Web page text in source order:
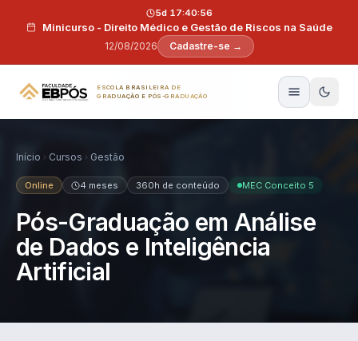
Minicurso - Direito Médico e Gestão de Riscos na Saúde
12/08/2026
5d 17:40:55
Cadastre-se →
ESCOLA BRASILEIRA DE
GRADUAÇÃO E PÓS-GRADUAÇÃO
Início Cursos Gestão
Online 4 meses 360h de conteúdo MEC Conceito 5
Pós-Graduação em Análise
de Dados e Inteligência
Artificial